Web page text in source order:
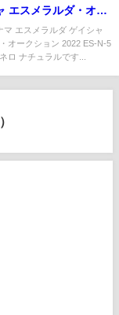
エスメラルダ・オー
ES-N-5 トゥマ
ナチュラル
マ エスメラルダ ゲイシャ
オークション 2022 ES-N-5
ロ ナチュラルです...